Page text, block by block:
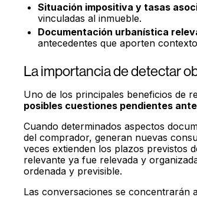
Situación impositiva y tasas
vinculadas al inmueble.
Documentación urbanística
antecedentes que aporten
La importancia de detectar
Uno de los principales beneficios de
posibles cuestiones pendientes
Cuando determinados aspectos
del comprador, generan nuevas
veces extienden los plazos previstos
relevante ya fue relevada y
ordenada y previsible.
Las conversaciones se concentrarán